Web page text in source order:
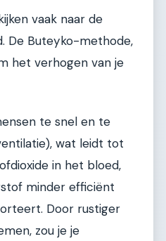
vaak naar de
De Buteyko-methode,
het verhogen van je
te snel en te
wat leidt tot
in het bloed,
minder efficiënt
Door rustiger
zou je je